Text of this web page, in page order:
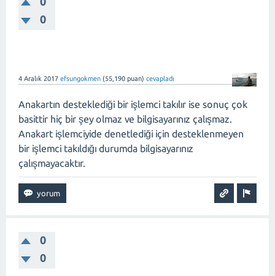
0
4 Aralık 2017 efsungokmen (55,190 puan) cevapladı
Anakartın desteklediği bir işlemci takılır ise sonuç çok
basittir hiç bir şey olmaz ve bilgisayarınız çalışmaz.
Anakart işlemciyide denetlediği için desteklenmeyen
bir işlemci takıldığı durumda bilgisayarınız
çalışmayacaktır.
0
0